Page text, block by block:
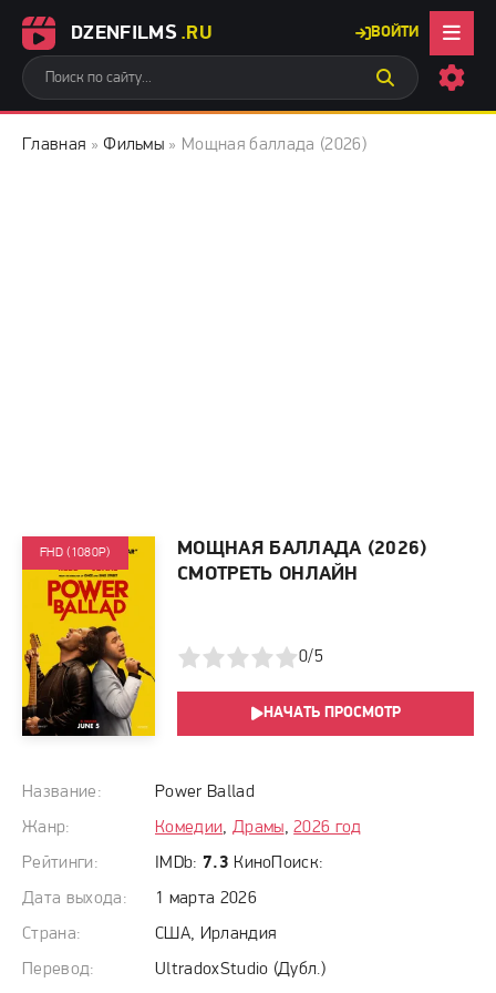
DZENFILMS .RU ВОЙТИ
Главная » Фильмы » Мощная баллада (2026)
МОЩНАЯ БАЛЛАДА (2026)
СМОТРЕТЬ ОНЛАЙН
Название:
Power Ballad
Жанр:
Комедии, Драмы,2026 год
Рейтинги:
IMDb: 7.3 КиноПоиск:
Дата выхода:
1 марта 2026
Страна:
США, Ирландия
Перевод:
UltradoxStudio (Дубл.)
FHD (1080P)
1 2 3 4 0/5
НАЧАТЬ ПРОСМОТР